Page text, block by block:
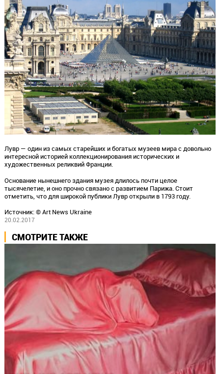
Лувр — один из самых старейших и богатых музеев мира с довольно
интересной историей коллекционирования исторических и
художественных реликвий Франции.
Основание нынешнего здания музея длилось почти целое
тысячелетие, и оно прочно связано с развитием Парижа. Стоит
отметить, что для широкой публики Лувр открыли в 1793 году.
Источник: © Art News Ukraine
20.02.2017
СМОТРИТЕ ТАКЖЕ